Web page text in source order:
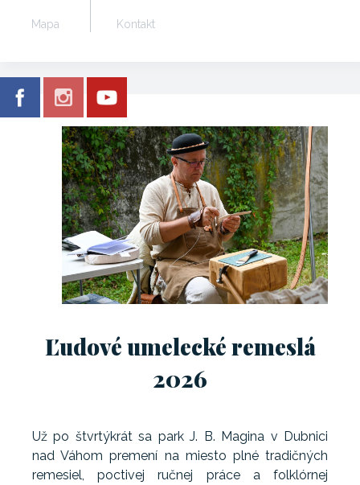
Mapa Kontakt
Ľudové umelecké remeslá
2026
Už po štvrtýkrát sa park J. B. Magina v Dubnici
nad Váhom premení na miesto plné tradičných
remesiel, poctivej ručnej práce a folklórnej